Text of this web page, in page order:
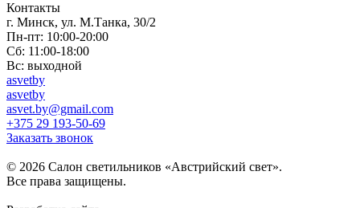
Контакты
г. Минск, ул. М.Танка, 30/2
Пн-пт: 10:00-20:00
Сб: 11:00-18:00
Вс: выходной
asvetby
asvetby
asvet.by@gmail.com
+375 29 193-50-69
Заказать звонок
© 2026 Салон светильников «Австрийский свет».
Все права защищены.